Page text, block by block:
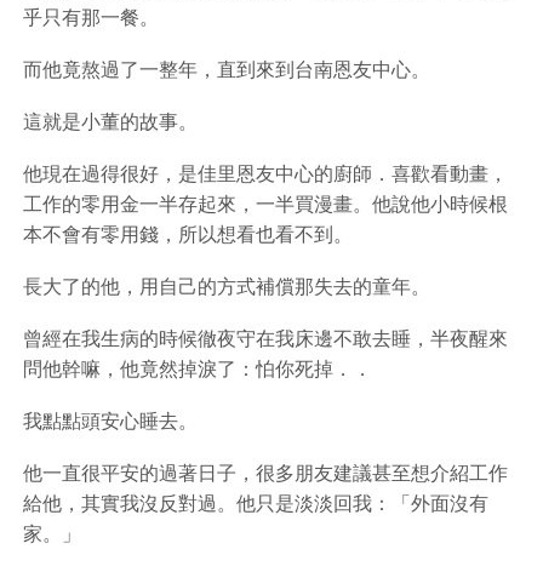
乎只有那一餐。
而他竟熬過了一整年，直到來到台南恩友中心。
這就是小董的故事。
他現在過得很好，是佳里恩友中心的廚師．喜歡看動畫，
工作的零用金一半存起來，一半買漫畫。他說他小時候根
本不會有零用錢，所以想看也看不到。
長大了的他，用自己的方式補償那失去的童年。
曾經在我生病的時候徹夜守在我床邊不敢去睡，半夜醒來
問他幹嘛，他竟然掉淚了：怕你死掉．．
我點點頭安心睡去。
他一直很平安的過著日子，很多朋友建議甚至想介紹工作
給他，其實我沒反對過。他只是淡淡回我：「外面沒有
家。」